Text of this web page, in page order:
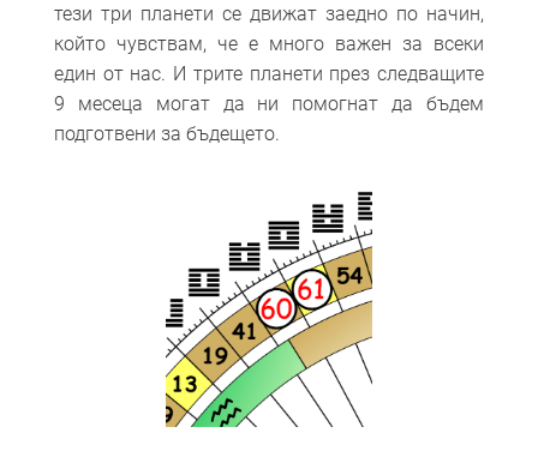
тези три планети се движат заедно по начин,
който чувствам, че е много важен за всеки
един от нас. И трите планети през следващите
9 месеца могат да ни помогнат да бъдем
подготвени за бъдещето.